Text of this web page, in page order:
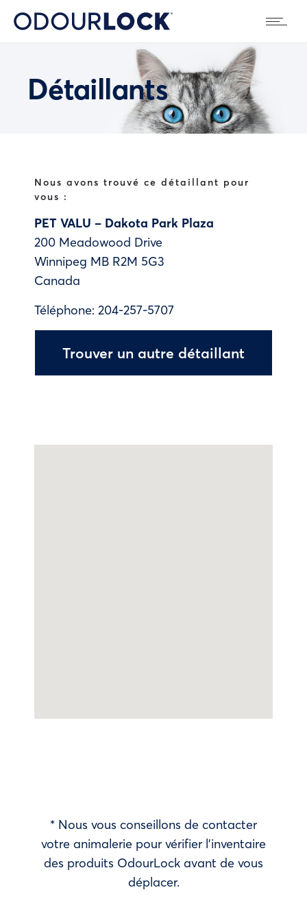
Détaillants
Nous avons trouvé ce détaillant pour
vous :
PET VALU – Dakota Park Plaza
200 Meadowood Drive
Winnipeg MB R2M 5G3
Canada
Téléphone: 204-257-5707
Trouver un autre détaillant
* Nous vous conseillons de contacter
votre animalerie pour vérifier l’inventaire
des produits OdourLock avant de vous
déplacer.